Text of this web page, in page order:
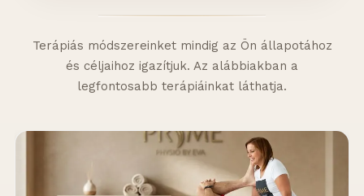
Terápiás módszereinket mindig az Ön állapotához
és céljaihoz igazítjuk. Az alábbiakban a
legfontosabb terápiáinkat láthatja.